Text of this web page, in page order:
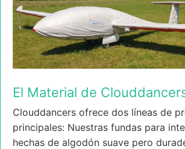
El Material de
Clouddancers ofrece dos líneas de
principales: Nuestras fundas para
hechas de algodón suave pero